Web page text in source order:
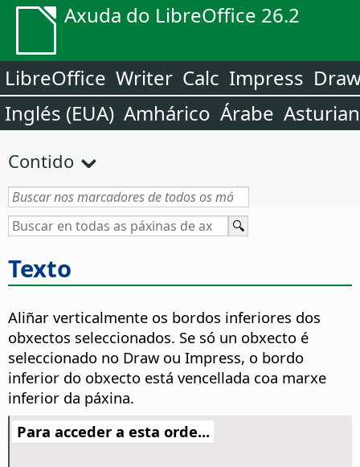
Axuda do LibreOffice 26.2
LibreOffice Writer Calc Impress
Inglés (EUA) Amhárico Árabe
Contido
Texto
Aliñar verticalmente os bordos inferiores dos
obxectos seleccionados. Se só un obxecto é
seleccionado no Draw ou Impress, o bordo
inferior do obxecto está vencellada coa marxe
inferior da páxina.
Para acceder a esta orde...